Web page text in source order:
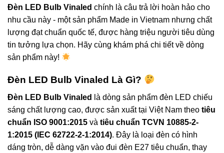
Đèn LED Bulb Vinaled chính là câu trả lời hoàn hảo cho
nhu cầu này - một sản phẩm Made in Vietnam nhưng chất
lượng đạt chuẩn quốc tế, được hàng triệu người tiêu dùng
tin tưởng lựa chọn. Hãy cùng khám phá chi tiết về dòng
sản phẩm này!
Đèn LED Bulb Vinaled Là Gì?
Đèn LED Bulb Vinaled
là dòng sản phẩm đèn LED chiếu
sáng chất lượng cao, được sản xuất tại Việt Nam theo tiêu
chuẩn ISO 9001:2015 và tiêu chuẩn TCVN 10885-2-
1:2015 (IEC 62722-2-1:2014). Đây là loại đèn có hình
dáng tròn, dễ dàng vặn vào đui đèn E27 tiêu chuẩn, thay